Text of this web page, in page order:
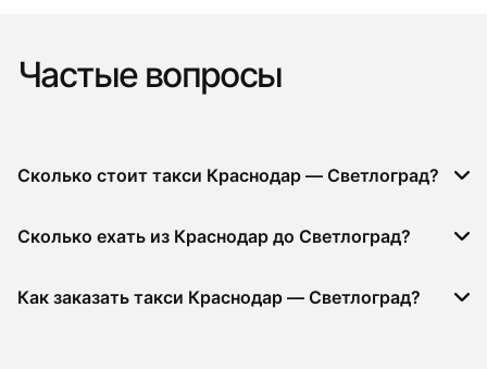
Частые вопросы
Сколько стоит такси Краснодар — Светлоград?
Сколько ехать из Краснодар до Светлоград?
Как заказать такси Краснодар — Светлоград?